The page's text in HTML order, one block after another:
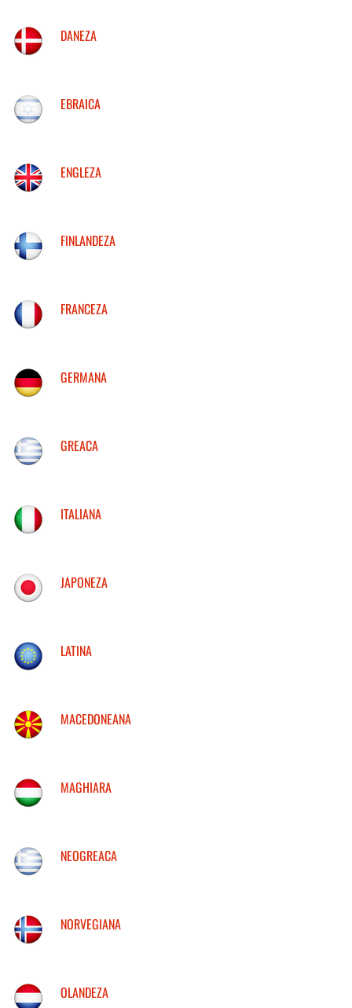
DANEZA
EBRAICA
ENGLEZA
FINLANDEZA
FRANCEZA
GERMANA
GREACA
ITALIANA
JAPONEZA
LATINA
MACEDONEANA
MAGHIARA
NEOGREACA
NORVEGIANA
OLANDEZA